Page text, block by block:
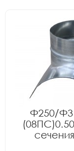
Ф250/